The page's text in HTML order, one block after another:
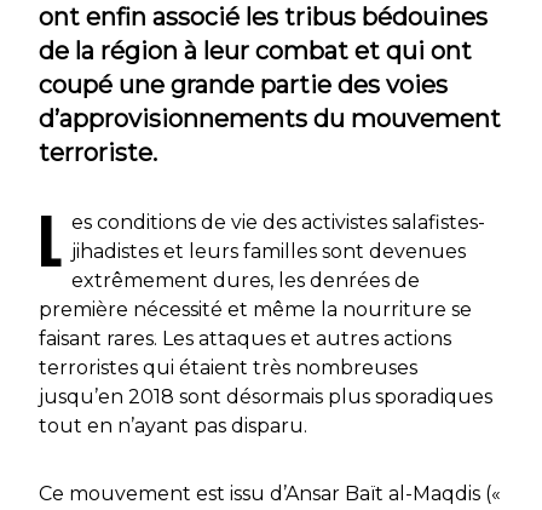
ont enfin associé les tribus bédouines
de la région à leur combat et qui ont
coupé une grande partie des voies
d’approvisionnements du mouvement
terroriste.
L es conditions de vie des activistes salafistes-
jihadistes et leurs familles sont devenues
extrêmement dures, les denrées de
première nécessité et même la nourriture se
faisant rares. Les attaques et autres actions
terroristes qui étaient très nombreuses
jusqu’en 2018 sont désormais plus sporadiques
tout en n’ayant pas disparu.
Ce mouvement est issu d’Ansar Baït al-Maqdis («